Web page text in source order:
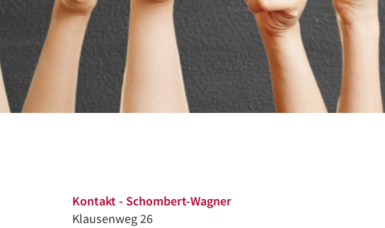
Kontakt - Schombert-Wagner
Klausenweg 26